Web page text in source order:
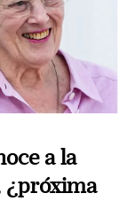
a la
¿próxima